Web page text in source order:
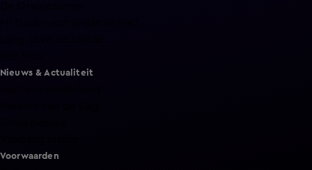
Nieuws & Actualiteit
Voorwaarden